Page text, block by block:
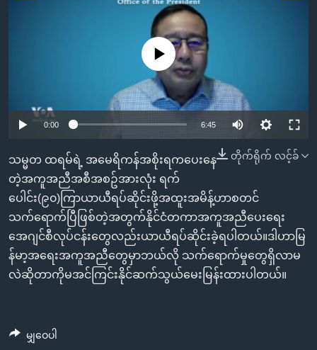
ညွန်း
စာမျက်နှာ
ကျော်
ကြည့်
ရန်
ရှာဖွေ
ရန်
နေရာ
သို့
သုတပဒေသာ အင်္ဂလိပ်စာ
ရေဒီယိုနှင့်ရုပ်သံ အချက်အလက်များ
Learning English
ဘာသာစကားများ
Auto 240p 360p 480p
720p 1080p
No media source currently available
0:00 6:45
240p
480p
720p
1080p
တိုက်ရိုက် လင့်ခ်
သမ္မတ ထရမ်ရဲ့ အမေရိကန်အစိုးရကပေးနေ
တဲ့အကူအညီအစီအစဥ်အားလုံး ရက်
ပေါင်း(၉၀)ကြာယာယီရပ်ဆိုင်းဖို့အထူးအမိန့်ဟာစတင်
သက်ရောက်ပြီဖြစ်တဲ့အတွက်နိုင်ငံတကာအကူအညီပေးရေး
အေဂျင်စီလုပ်ငန်းတွေလည်းယာယီရပ်ဆိုင်းခဲ့ရပါတယ်။ဒါဟာမြ
န်မာ့အရေးအကူအညီတွေမှာဘယ်လို သက်ရောက်မှုတွေရှိလာမ
လဲဆိုတာကိုမအင်ကြင်းနိုင်ဆက်သွယ်မေးမြန်းထားပါတယ်။
မျှဝေပါ